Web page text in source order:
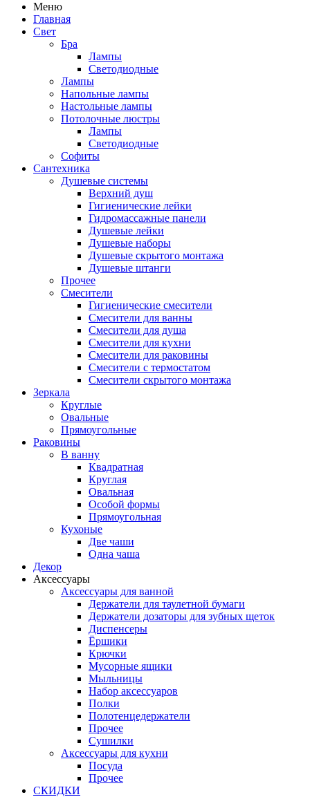
Меню
Главная
Свет
Бра
Лампы
Светодиодные
Лампы
Напольные лампы
Настольные лампы
Потолочные люстры
Лампы
Светодиодные
Софиты
Сантехника
Душевые системы
Верхний душ
Гигиенические лейки
Гидромассажные панели
Душевые лейки
Душевые наборы
Душевые скрытого монтажа
Душевые штанги
Прочее
Смесители
Гигиенические смесители
Смесители для ванны
Смесители для душа
Смесители для кухни
Смесители для раковины
Смесители с термостатом
Смесители скрытого монтажа
Зеркала
Круглые
Овальные
Прямоугольные
Раковины
В ванну
Квадратная
Круглая
Овальная
Особой формы
Прямоугольная
Кухоные
Две чаши
Одна чаша
Декор
Аксессуары
Аксессуары для ванной
Держатели для таулетной бумаги
Держатели дозаторы для зубных щеток
Диспенсеры
Ёршики
Крючки
Мусорные ящики
Мыльницы
Набор аксессуаров
Полки
Полотенцедержатели
Прочее
Сушилки
Аксессуары для кухни
Посуда
Прочее
СКИДКИ